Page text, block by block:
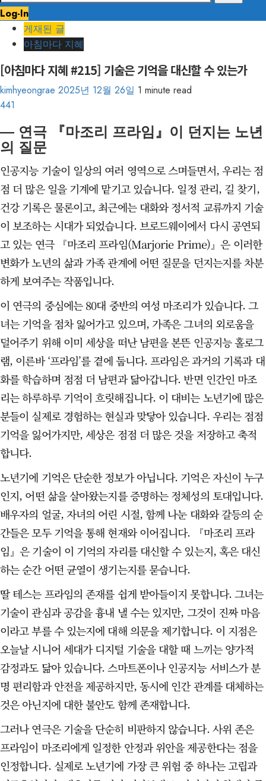
색:
Log-In
게재된 글
아침마다 지혜
[아침마다 지혜 #215] 기술은 기억을 대신할 수 있는가
kimhyeongrae 2025년 12월 26일 1 minute read
441
― 연극 『마조리 프라임』이 던지는 노년
의 질문
인공지능 기술이 일상의 여러 영역으로 스며들면서, 우리는 점
점 더 많은 일을 기계에 맡기고 있습니다. 일정 관리, 길 찾기,
건강 기록은 물론이고, 최근에는 대화와 정서적 교류까지 기술
이 보조하는 시대가 되었습니다. 브로드웨이에서 다시 공연되
고 있는 연극 『마조리 프라임(Marjorie Prime)』은 이러한
변화가 노년의 삶과 가족 관계에 어떤 질문을 던지는지를 차분
하게 보여주는 작품입니다.
이 연극의 중심에는 80대 중반의 여성 마조리가 있습니다. 그
녀는 기억을 점차 잃어가고 있으며, 가족은 그녀의 외로움을
덜어주기 위해 이미 세상을 떠난 남편을 본뜬 인공지능 홀로그
램, 이른바 ‘프라임’를 곁에 둡니다. 프라임은 과거의 기록과 대
화를 학습하며 점점 더 남편과 닮아갑니다. 반면 인간인 마조
리는 하루하루 기억이 흐릿해집니다. 이 대비는 노년기에 많은
분들이 실제로 경험하는 현실과 맞닿아 있습니다. 우리는 점점
기억을 잃어가지만, 세상은 점점 더 많은 것을 저장하고 축적
합니다.
노년기에 기억은 단순한 정보가 아닙니다. 기억은 자신이 누구
인지, 어떤 삶을 살아왔는지를 증명하는 정체성의 토대입니다.
배우자의 얼굴, 자녀의 어린 시절, 함께 나눈 대화와 갈등의 순
간들은 모두 기억을 통해 현재와 이어집니다. 『마조리 프라
임』은 기술이 이 기억의 자리를 대신할 수 있는지, 혹은 대신
하는 순간 어떤 균열이 생기는지를 묻습니다.
딸 테스는 프라임의 존재를 쉽게 받아들이지 못합니다. 그녀는
기술이 관심과 공감을 흉내 낼 수는 있지만, 그것이 진짜 마음
이라고 부를 수 있는지에 대해 의문을 제기합니다. 이 지점은
오늘날 시니어 세대가 디지털 기술을 대할 때 느끼는 양가적
감정과도 닮아 있습니다. 스마트폰이나 인공지능 서비스가 분
명 편리함과 안전을 제공하지만, 동시에 인간 관계를 대체하는
것은 아닌지에 대한 불안도 함께 존재합니다.
그러나 연극은 기술을 단순히 비판하지 않습니다. 사위 존은
프라임이 마조리에게 일정한 안정과 위안을 제공한다는 점을
인정합니다. 실제로 노년기에 가장 큰 위험 중 하나는 고립과